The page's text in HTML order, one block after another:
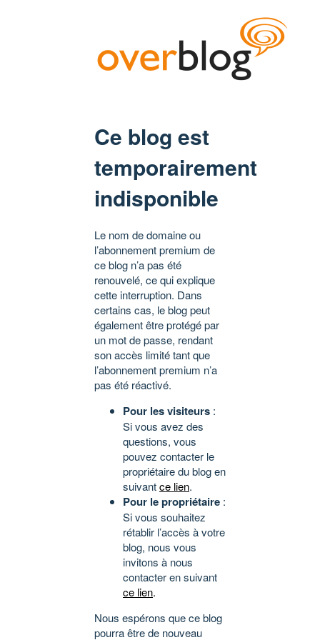
Ce blog est
temporairement
indisponible
Le nom de domaine ou
l’abonnement premium de
ce blog n’a pas été
renouvelé, ce qui explique
cette interruption. Dans
certains cas, le blog peut
également être protégé par
un mot de passe, rendant
son accès limité tant que
l’abonnement premium n’a
pas été réactivé.
Pour les visiteurs :
Si vous avez des
questions, vous
pouvez contacter le
propriétaire du blog en
suivantce lien.
Pour le propriétaire :
Si vous souhaitez
rétablir l’accès à votre
blog, nous vous
invitons à nous
contacter en suivant
ce lien.
Nous espérons que ce blog
pourra être de nouveau